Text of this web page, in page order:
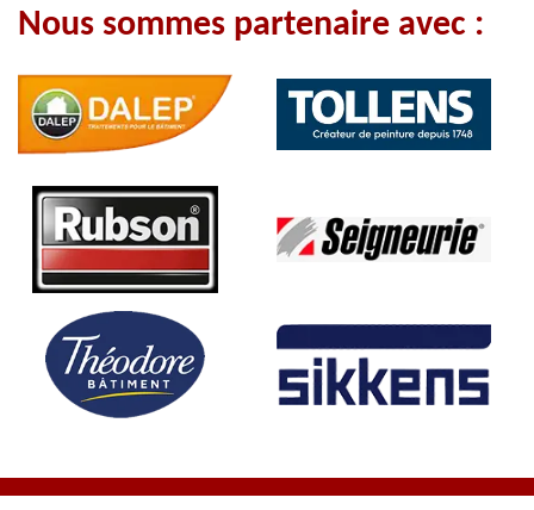
Nous sommes partenaire avec :